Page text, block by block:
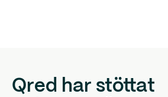
Qred har stöttat